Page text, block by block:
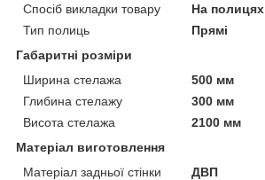
Спосіб викладки товару
На полицях
Тип полиць
Прямі
Габаритні розміри
Ширина стелажа
500 мм
Глибина стелажу
300 мм
Висота стелажа
2100 мм
Матеріал виготовлення
Матеріал задньої стінки
ДВП